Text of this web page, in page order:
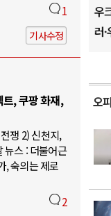
1
기사수정
, 쿠팡 화재,
쟁 2) 신천지,
뉴스 : 더불어근
, 숙의는 제로
2
아, 네덜란..
아…민간 ..
트
하
오